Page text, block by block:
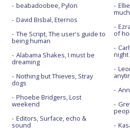
beabadoobee, Pylon
David Bisbal, Eternos
The Script, The user's guide to
being human
Alabama Shakes, I must be
dreaming
Nothing but Thieves, Stray
dogs
Phoebe Bridgers, Lost
weekend
Editors, Surface, echo &
sound
much
of
night